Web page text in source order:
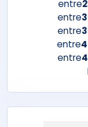
entre
entre
entre
entre
entre